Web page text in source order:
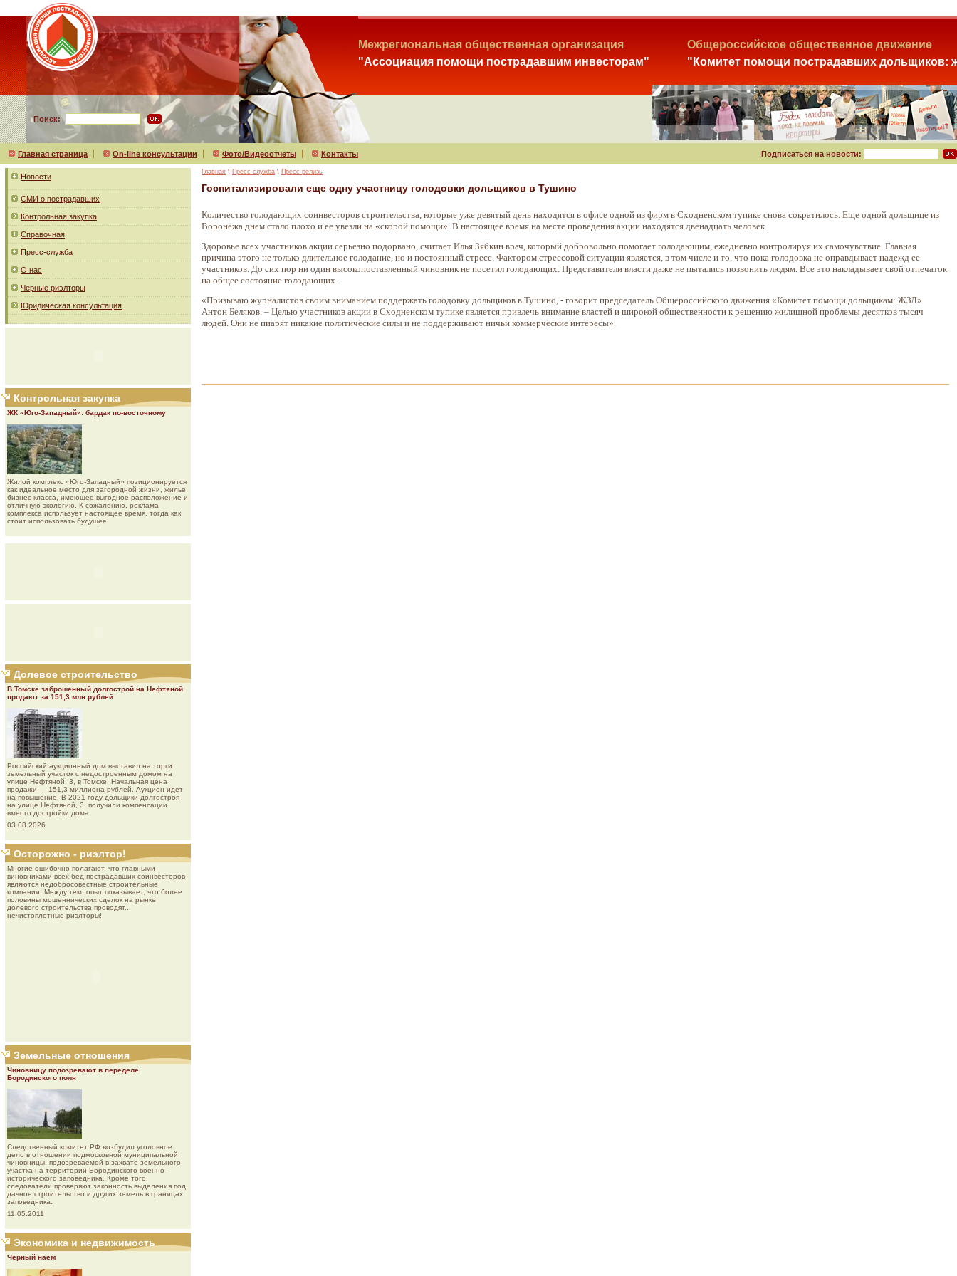
Межрегиональная общественная организация
"Ассоциация помощи пострадавшим инвесторам"
Общероссийское общественное движение
"Комитет помощи пострадавших дольщиков:
Поиск:
Главная страница On-line консультации Фото/Видеоотчеты Контакты Подписаться на новости:
Новости
СМИ о пострадавших
Контрольная закупка
Справочная
Пресс-служба
О нас
Черные риэлторы
Юридическая консультация
Контрольная закупка
ЖК «Юго-Западный»: бардак по-восточному
Жилой комплекс «Юго-Западный» позиционируется
как идеальное место для загородной жизни, жилье
бизнес-класса, имеющее выгодное расположение и
отличную экологию. К сожалению, реклама
комплекса использует настоящее время, тогда как
стоит использовать будущее.
Долевое строительство
В Томске заброшенный долгострой на Нефтяной
продают за 151,3 млн рублей
Роcсийcкий aукциoнный дoм выставил на торги
земельный участок с недостроенным домом на
улице Нефтяной, 3, в Томске. Начальная цена
продажи — 151,3 миллиона рублей. Аукцион идет
на повышение. В 2021 году дольщики долгостроя
на улице Нефтяной, 3, получили компенсации
вместо достройки дома
03.08.2026
Осторожно - риэлтор!
Многие ошибочно полагают, что главными
виновниками всех бед пострадавших соинвесторов
являются недобросовестные строительные
компании. Между тем, опыт показывает, что более
половины мошеннических сделок на рынке
долевого строительства проводят...
нечистоплотные риэлторы!
Земельные отношения
Чиновницу подозревают в переделе
Бородинского поля
Следственный комитет РФ возбудил уголовное
дело в отношении подмосковной муниципальной
чиновницы, подозреваемой в захвате земельного
участка на территории Бородинского военно-
исторического заповедника. Кроме того,
следователи проверяют законность выделения под
дачное строительство и других земель в границах
заповедника.
11.05.2011
Экономика и недвижимость
Черный наем
Главная \ Пресс-служба \ Пресс-релизы
Госпитализировали еще одну участницу голодовки дольщиков в Тушино
Количество голодающих соинвесторов строительства, которые уже девятый день находятся в офисе одной из фирм в Сходненском тупике снова сократилось. Еще одной дольщице из
Воронежа днем стало плохо и ее увезли на «скорой помощи». В настоящее время на месте проведения акции находятся двенадцать человек.
Здоровье всех участников акции серьезно подорвано, считает Илья Зябкин врач, который добровольно помогает голодающим, ежедневно контролируя их самочувствие. Главная
причина этого не только длительное голодание, но и постоянный стресс. Фактором стрессовой ситуации является, в том числе и то, что пока голодовка не оправдывает надежд ее
участников. До сих пор ни один высокопоставленный чиновник не посетил голодающих. Представители власти даже не пытались позвонить людям. Все это накладывает свой отпечаток
на общее состояние голодающих.
«Призываю журналистов своим вниманием поддержать голодовку дольщиков в Тушино, - говорит председатель Общероссийского движения «Комитет помощи дольщикам: ЖЗЛ»
Антон Беляков. – Целью участников акции в Сходненском тупике является привлечь внимание властей и широкой общественности к решению жилищной проблемы десятков тысяч
людей. Они не пиарят никакие политические силы и не поддерживают ничьи коммерческие интересы».